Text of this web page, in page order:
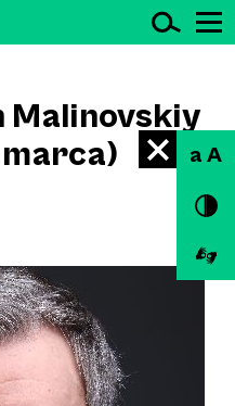
Malinovskiy
a A
naGoldoniego